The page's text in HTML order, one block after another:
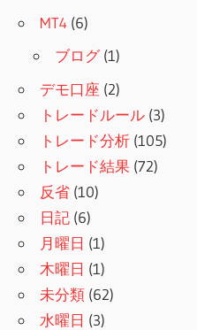
MT4 (6)
ブログ(1)
デモ口座 (2)
トレードルール (3)
トレード分析 (105)
トレード結果 (72)
反省 (10)
日記 (6)
月曜日 (1)
木曜日 (1)
未分類 (62)
水曜日 (3)